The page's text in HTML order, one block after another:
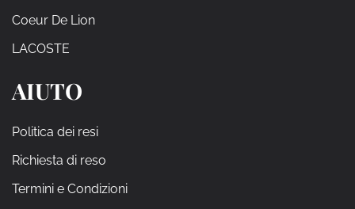
Coeur De Lion
LACOSTE
AIUTO
Politica dei resi
Richiesta di reso
Termini e Condizioni